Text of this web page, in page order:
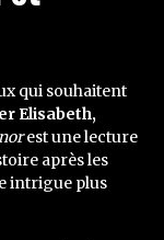
qui souhaitent
Elisabeth,
est une lecture
après les
intrigue plus